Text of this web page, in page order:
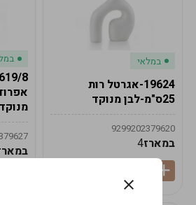
במלאי
19624-אגרטל רות
25ס"מ-לבן מנוקד
9299202379620
במארז4
מנוקד